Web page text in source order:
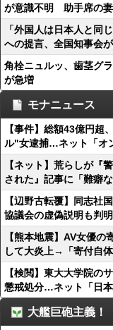
が意識不明 助手席の
「外国人は日本人と同
への提言、全国知事会
角栓ニュルッ、歯茎グ
が急増
モナニュース
【事件】総額43億円超
ル"女逮捕…ネット「オ
【ネット】荒らしが『
された』記事に「難癖
【辺野古転覆】同志社
協議会の虚偽説明も判
【熊本地震】AV女優
して大炎上→「寄付自
【検閲】東大大学院の
懲戒処分…ネット「日
大艦巨砲主義！